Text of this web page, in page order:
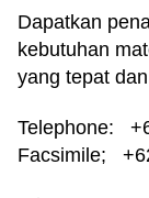
Dapatkan
kebutuhan
yang tepat
Telephone:
Facsimile;